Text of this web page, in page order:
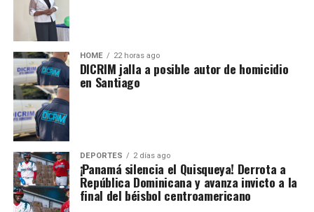
HOME 22 horas ago
DICRIM jalla a posible autor de homicidio
en Santiago
DEPORTES 2 días ago
¡Panamá silencia el Quisqueya! Derrota a
República Dominicana y avanza invicto a la
final del béisbol centroamericano